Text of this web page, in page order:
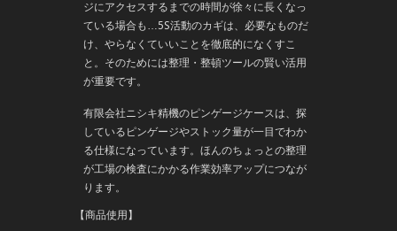
ジにアクセスするまでの時間が徐々に長くなっ
ている場合も…5S活動のカギは、必要なものだ
け、やらなくていいことを徹底的になくすこ
と。そのためには整理・整頓ツールの賢い活用
が重要です。
有限会社ニシキ精機のピンゲージケースは、探
しているピンゲージやストック量が一目でわか
る仕様になっています。ほんのちょっとの整理
が工場の検査にかかる作業効率アップにつなが
ります。
【商品使用】